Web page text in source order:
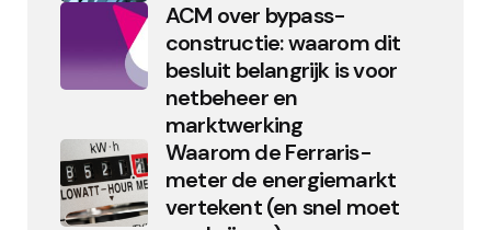
ACM over bypass-
constructie: waarom dit
besluit belangrijk is voor
netbeheer en
marktwerking
Waarom de Ferraris-
meter de energiemarkt
vertekent (en snel moet